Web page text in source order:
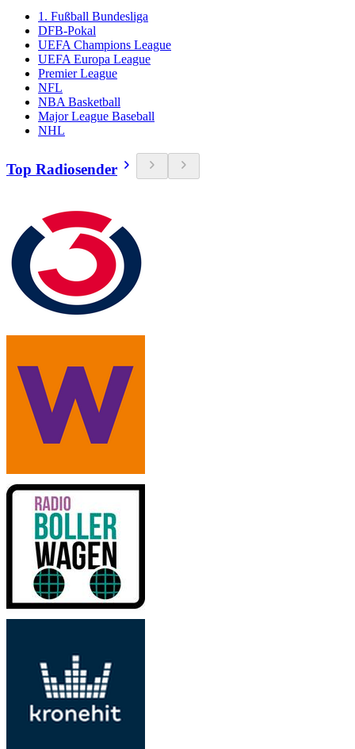
1. Fußball Bundesliga
DFB-Pokal
UEFA Champions League
UEFA Europa League
Premier League
NFL
NBA Basketball
Major League Baseball
NHL
Top Radiosender